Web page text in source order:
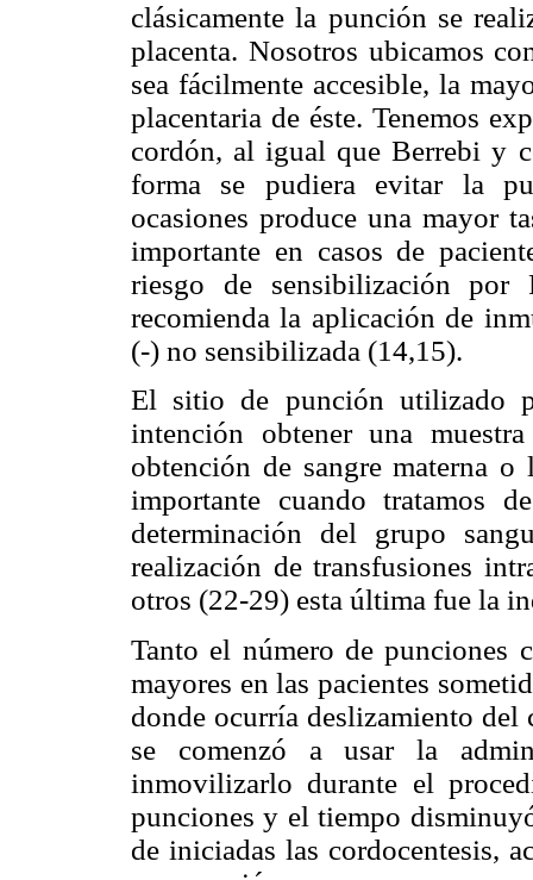
clásicamente la punción se
placenta. Nosotros ubicamos
sea fácilmente accesible, la
placentaria de éste. Tenemos
cordón, al igual que Berrebi y
forma se pudiera evitar la
ocasiones produce una mayor
importante en casos de
riesgo de sensibilización por
recomienda la aplicación de
(-) no sensibilizada (14,15).
El sitio de punción utilizado
intención obtener una
obtención de sangre materna
importante cuando tratamos
determinación del grupo
realización de transfusiones
otros (22-29) esta última fue la
Tanto el número de punciones
mayores en las pacientes
donde ocurría deslizamiento
se comenzó a usar la
inmovilizarlo durante el
punciones y el tiempo
de iniciadas las cordocentesis,